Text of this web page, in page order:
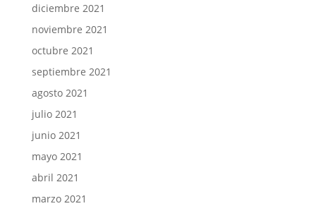
diciembre 2021
noviembre 2021
octubre 2021
septiembre 2021
agosto 2021
julio 2021
junio 2021
mayo 2021
abril 2021
marzo 2021